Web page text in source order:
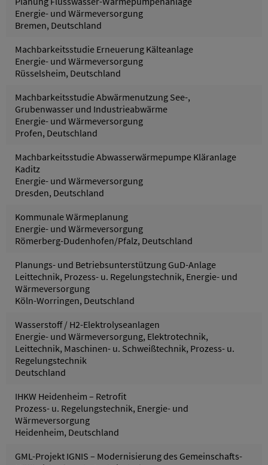
Energie- und Wärmeversorgung
Bremen, Deutschland
Machbarkeitsstudie Erneuerung Kälteanlage
Energie- und Wärmeversorgung
Rüsselsheim, Deutschland
Machbarkeitsstudie Abwärmenutzung See-,
Grubenwasser und Industrieabwärme
Energie- und Wärmeversorgung
Profen, Deutschland
Machbarkeitsstudie Abwasserwärmepumpe Kläranlage
Kaditz
Energie- und Wärmeversorgung
Dresden, Deutschland
Kommunale Wärmeplanung
Energie- und Wärmeversorgung
Römerberg-Dudenhofen/Pfalz, Deutschland
Planungs- und Betriebsunterstützung GuD-Anlage
Leittechnik, Prozess- u. Regelungstechnik, Energie- und
Wärmeversorgung
Köln-Worringen, Deutschland
Wasserstoff / H2-Elektrolyseanlagen
Energie- und Wärmeversorgung, Elektrotechnik,
Leittechnik, Maschinen- u. Schweißtechnik, Prozess- u.
Regelungstechnik
Deutschland
IHKW Heidenheim – Retrofit
Prozess- u. Regelungstechnik, Energie- und
Wärmeversorgung
Heidenheim, Deutschland
GML-Projekt IGNIS – Modernisierung des Gemeinschafts-